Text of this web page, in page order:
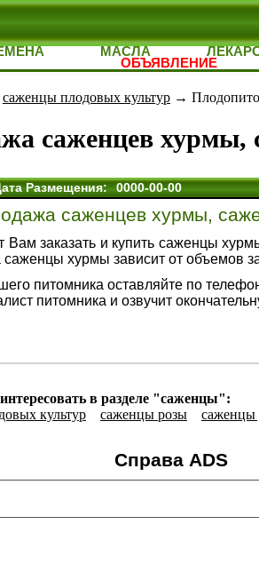
МАСЛА
ОБЪЯВЛЕНИЕ
саженцы плодовых культур →
саженцев хурмы,
Размещения: 0000-00-00
саженцев хурмы,
Вам заказать и купить саженцы
хурмы зависит от объемов
питомника оставляйте по
питомника и озвучит
в разделе "саженцы":
культур саженцы розы саженцы
Справа ADS